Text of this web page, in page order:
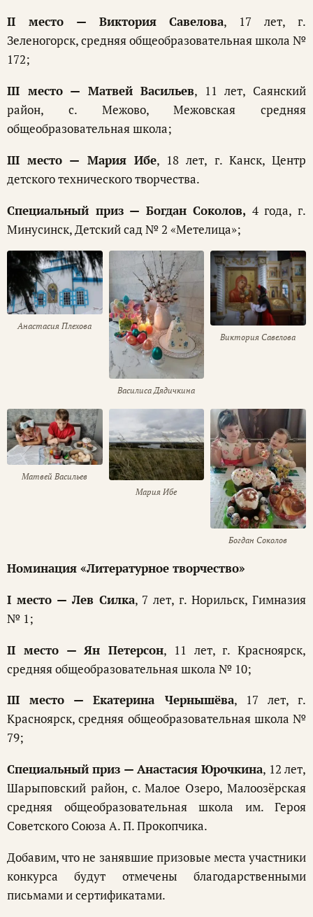
II место — Виктория Савелова, 17 лет, г.
Зеленогорск, средняя общеобразовательная школа №
172;
III место — Матвей Васильев, 11 лет, Саянский
район, с. Межово, Межовская средняя
общеобразовательная школа;
III место — Мария Ибе, 18 лет, г. Канск, Центр
детского технического творчества.
Специальный приз — Богдан Соколов, 4 года, г.
Минусинск, Детский сад № 2 «Метелица»;
Анастасия Плехова
Василиса Дядичкина
Виктория Савелова
Матвей Васильев
Мария Ибе
Богдан Соколов
Номинация «Литературное творчество»
I место — Лев Силка, 7 лет, г. Норильск, Гимназия
№ 1;
II место — Ян Петерсон, 11 лет, г. Красноярск,
средняя общеобразовательная школа № 10;
III место — Екатерина Чернышёва, 17 лет, г.
Красноярск, средняя общеобразовательная школа №
79;
Специальный приз — Анастасия Юрочкина, 12 лет,
Шарыповский район, с. Малое Озеро, Малоозёрская
средняя общеобразовательная школа им. Героя
Советского Союза А. П. Прокопчика.
Добавим, что не занявшие призовые места участники
конкурса будут отмечены благодарственными
письмами и сертификатами.